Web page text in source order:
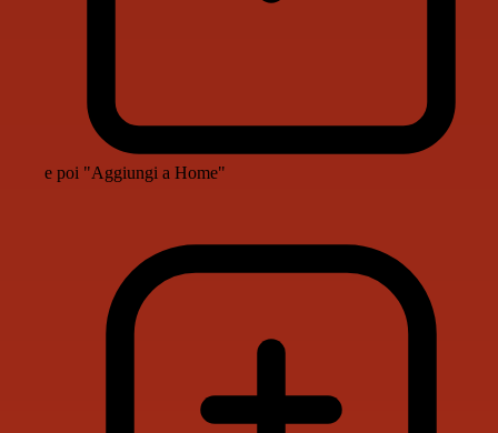
e poi "Aggiungi a Home"